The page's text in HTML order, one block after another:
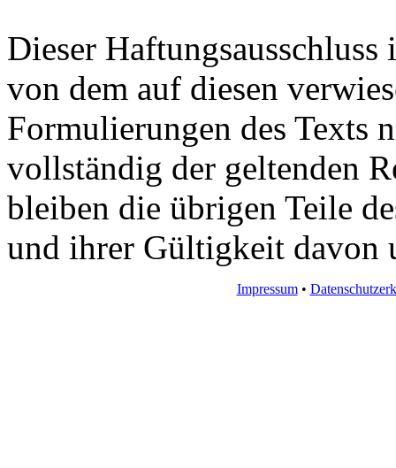
Dieser Haftungsausschluss
von dem auf diesen
Formulierungen des Texts
vollständig der geltenden
bleiben die übrigen Teile
und ihrer Gültigkeit davon
Impressum•